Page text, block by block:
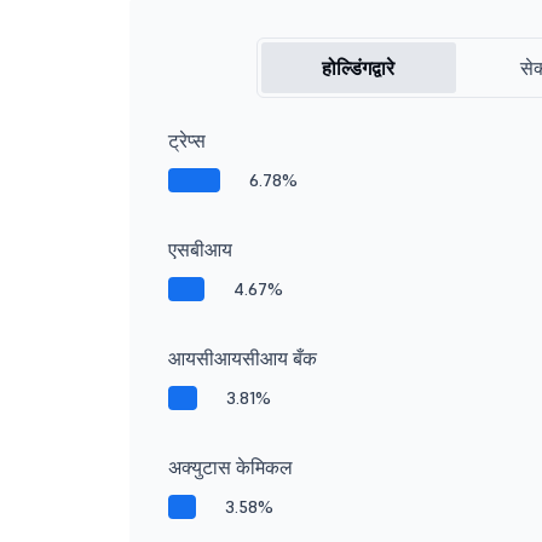
होल्डिंगद्वारे
ट्रेप्स
6.78%
एसबीआय
4.67%
आयसीआयसीआय बँक
3.81%
अक्युटास केमिकल
3.58%